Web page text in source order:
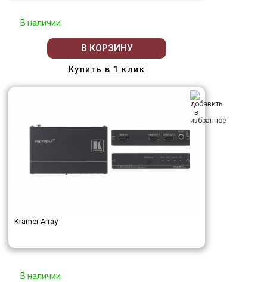
В наличии
В КОРЗИНУ
Купить в 1 клик
Kramer Array
В наличии